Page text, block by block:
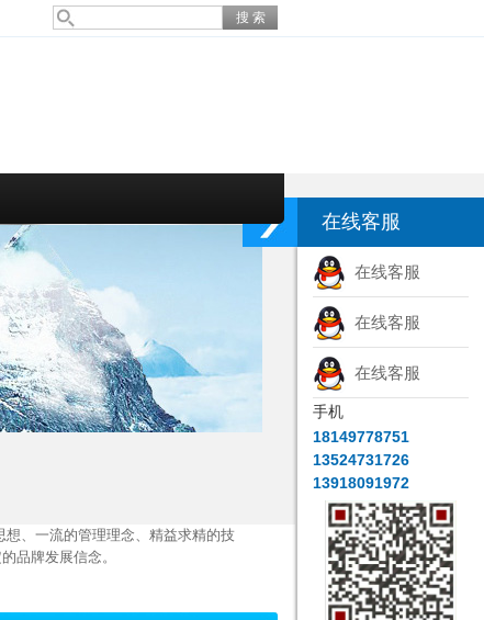
、一流的管理理念、精益求精的技
品牌发展信念。
在线客服
在线客服
在线客服
在线客服
手机
18149778751
13524731726
13918091972